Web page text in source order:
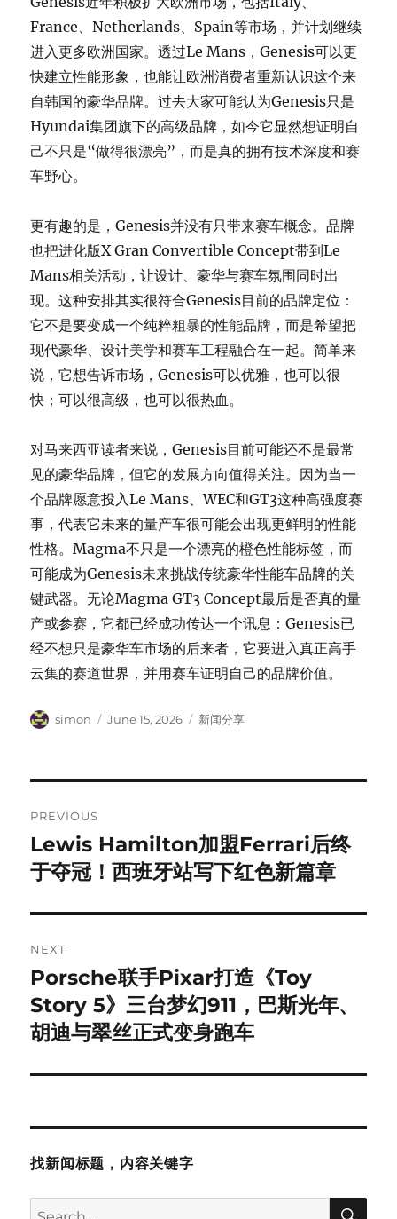
France、Netherlands、Spain等市场，并计划继续
进入更多欧洲国家。透过Le Mans，Genesis可以更
快建立性能形象，也能让欧洲消费者重新认识这个来
自韩国的豪华品牌。过去大家可能认为Genesis只是
Hyundai集团旗下的高级品牌，如今它显然想证明自
己不只是“做得很漂亮”，而是真的拥有技术深度和赛
车野心。
更有趣的是，Genesis并没有只带来赛车概念。品牌
也把进化版X Gran Convertible Concept带到Le
Mans相关活动，让设计、豪华与赛车氛围同时出
现。这种安排其实很符合Genesis目前的品牌定位：
它不是要变成一个纯粹粗暴的性能品牌，而是希望把
现代豪华、设计美学和赛车工程融合在一起。简单来
说，它想告诉市场，Genesis可以优雅，也可以很
快；可以很高级，也可以很热血。
对马来西亚读者来说，Genesis目前可能还不是最常
见的豪华品牌，但它的发展方向值得关注。因为当一
个品牌愿意投入Le Mans、WEC和GT3这种高强度赛
事，代表它未来的量产车很可能会出现更鲜明的性能
性格。Magma不只是一个漂亮的橙色性能标签，而
可能成为Genesis未来挑战传统豪华性能车品牌的关
键武器。无论Magma GT3 Concept最后是否真的量
产或参赛，它都已经成功传达一个讯息：Genesis已
经不想只是豪华车市场的后来者，它要进入真正高手
云集的赛道世界，并用赛车证明自己的品牌价值。
Author
simon
Posted
June 15, 2026 Categories
新闻分享
navigation
PREVIOUS
Previous
post:
Lewis Hamilton加盟Ferrari后终
于夺冠！西班牙站写下红色新篇章
NEXT
Next
post:
Porsche联手Pixar打造《Toy
Story 5》三台梦幻911，巴斯光年、
胡迪与翠丝正式变身跑车
找新闻标题，内容关键字
Search